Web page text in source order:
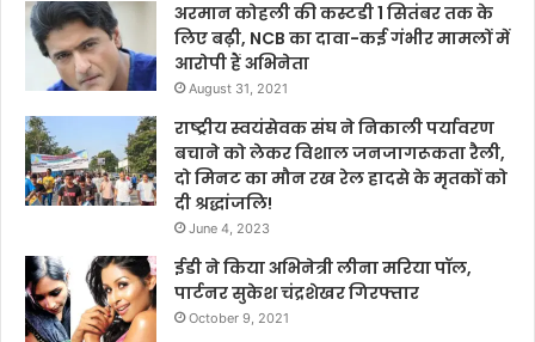
अरमान कोहली की कस्टडी 1 सितंबर तक के
लिए बढ़ी, NCB का दावा-कई गंभीर मामलों में
आरोपी हैं अभिनेता
August 31, 2021
राष्ट्रीय स्वयंसेवक संघ ने निकाली पर्यावरण
बचाने को लेकर विशाल जनजागरूकता रैली,
दो मिनट का मौन रख रेल हादसे के मृतकों को
दी श्रद्धांजलि!
June 4, 2023
ईडी ने किया अभिनेत्री लीना मरिया पॉल,
पार्टनर सुकेश चंद्रशेखर गिरफ्तार
October 9, 2021